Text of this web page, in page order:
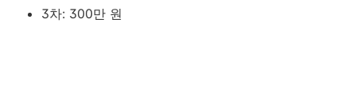
3차: 300만 원